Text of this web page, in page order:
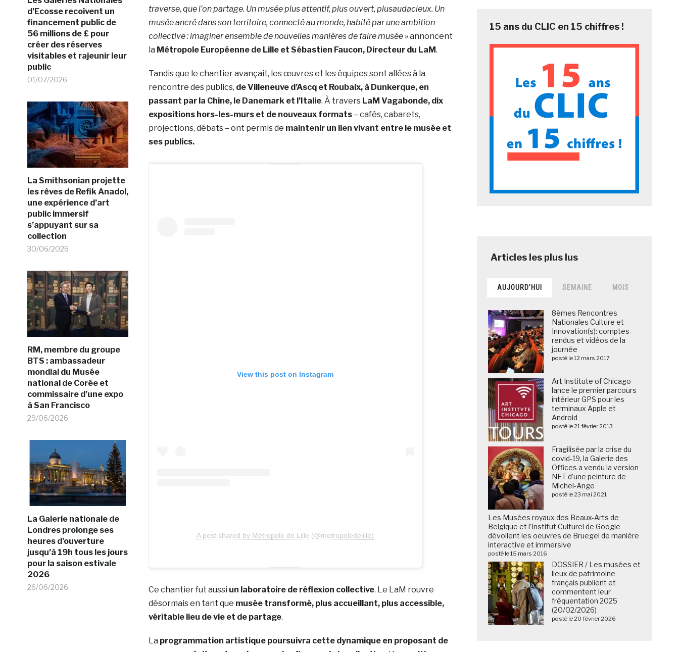
d’Ecosse recoivent un
financement public de
56 millions de £ pour
créer des réserves
visitables et rajeunir leur
public
01/07/2026
La Smithsonian projette
les rêves de Refik Anadol,
une expérience d’art
public immersif
s’appuyant sur sa
collection
30/06/2026
RM, membre du groupe
BTS : ambassadeur
mondial du Musée
national de Corée et
commissaire d’une expo
à San Francisco
29/06/2026
La Galerie nationale de
Londres prolonge ses
heures d’ouverture
jusqu’à 19h tous les jours
pour la saison estivale
2026
26/06/2026
traverse, que l’on partage. Un musée plus attentif, plus ouvert, plusaudacieux. Un
musée ancré dans son territoire, connecté au monde, habité par une ambition
collective : imaginer ensemble de nouvelles manières de faire musée »annoncent
la Métropole Européenne de Lille et Sébastien Faucon, Directeur du LaM.
Tandis que le chantier avançait, les œuvres et les équipes sont allées à la
rencontre des publics, de Villeneuve d’Ascq et Roubaix, à Dunkerque, en
passant par la Chine, le Danemark et l’Italie. À travers LaM Vagabonde, dix
expositions hors-les-murs et de nouveaux formats– cafés, cabarets,
projections, débats – ont permis de maintenir un lien vivant entre le musée et
ses publics.
View this post on Instagram
A post shared by Métropole de Lille (@metropoledelille)
Ce chantier fut aussi un laboratoire de réflexion collective. Le LaM rouvre
désormais en tant que musée transformé, plus accueillant, plus accessible,
véritable lieu de vie et de partage.
La programmation artistique poursuivra cette dynamique en proposant de
15 ans du CLIC en 15 chiffres !
AUJOURD’HUI SEMAINE MOIS
8èmes Rencontres
Nationales Culture et
Innovation(s): comptes-
rendus et vidéos de la
journée
posté le 12 mars 2017
Art Institute of Chicago
lance le premier parcours
intérieur GPS pour les
terminaux Apple et
Android
posté le 21 février 2013
Fragilisée par la crise du
covid-19, la Galerie des
Offices a vendu la version
NFT d’une peinture de
Michel-Ange
posté le 23 mai 2021
Les Musées royaux des Beaux-Arts de
Belgique et l’Institut Culturel de Google
dévoilent les oeuvres de Bruegel de manière
interactive et immersive
posté le 15 mars 2016
DOSSIER / Les musées et
lieux de patrimoine
français publient et
commentent leur
fréquentation 2025
(20/02/2026)
posté le 20 février 2026